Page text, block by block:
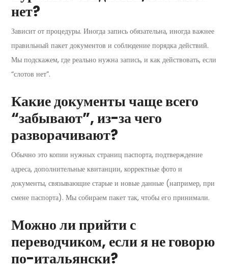
нет?
Зависит от процедуры. Иногда запись обязательна, иногда важнее
правильный пакет документов и соблюдение порядка действий.
Мы подскажем, где реально нужна запись, и как действовать, если
“слотов нет”.
Какие документы чаще всего
“забывают”, из-за чего
разворачивают?
Обычно это копии нужных страниц паспорта, подтверждение
адреса, дополнительные квитанции, корректные фото и
документы, связывающие старые и новые данные (например, при
смене паспорта). Мы собираем пакет так, чтобы его принимали.
Можно ли прийти с
переводчиком, если я не говорю
по-итальянски?